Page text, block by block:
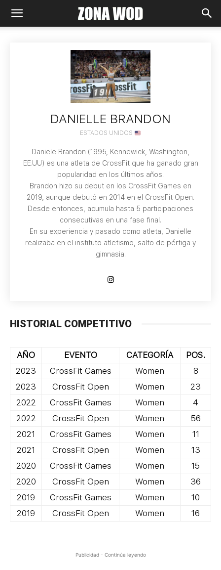
DANIELLE BRANDON
ESTADOS UNIDOS
Daniele Brandon (1995, Kennewick, Washington,
EE.UU) es una atleta de CrossFit que ha ganado gran
popularidad en los últimos años.
Brandon hizo su debut en los CrossFit Games en
2019, aunque debutó en 2014 en el CrossFit Open.
Desde entonces, acumula hasta 5 participaciones
consecutivas en una fase final.
En su experiencia y pasado como atleta, Danielle
realizaba en el instituto atletismo, salto de pértiga y
gimnasia.
HISTORIAL COMPETITIVO
AÑO EVENTO CATEGORÍA
POS.
2023
CrossFit Games Women
8
2023
CrossFit Open Women
23
2022
CrossFit Games Women
4
2022
CrossFit Open Women
56
2021
CrossFit Games Women
11
2021
CrossFit Open Women
13
2020
CrossFit Games Women
15
2020
CrossFit Open Women
36
2019
CrossFit Games Women
10
2019
CrossFit Open Women 16
Publicidad - Continúa leyendo